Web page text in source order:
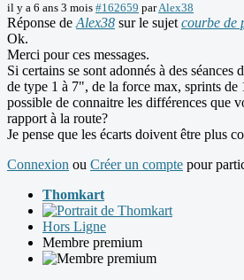
il y a 6 ans 3 mois #162659 parAlex38
Réponse de Alex38 sur le sujet courbe de
Ok.
Merci pour ces messages.
Si certains se sont adonnés à des séances
de type 1 à 7", de la force max, sprints de
possible de connaitre les différences que
rapport à la route?
Je pense que les écarts doivent être plus
Connexion ou Créer un compte pour
Thomkart
Hors Ligne
Membre premium